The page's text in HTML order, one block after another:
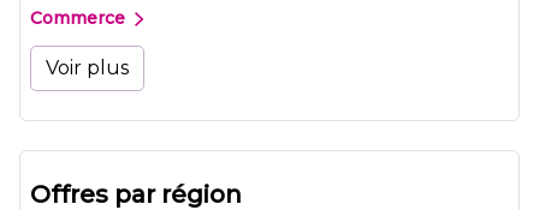
Commerce
Voir plus
Offres par région